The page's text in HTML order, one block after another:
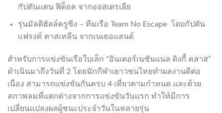
กัปตันแดน ฟิด็อค จากออสเตรเลีย
รุ่นมัลติฮัลล์ครูซิ่ง – ทีมเรือ Team No Escape โดยกัปตัน
แฟรงค์ คาสเทลีน จากเนเธอแลนด์
สำหรับการแข่งขันเรือใบเล็ก “อินเตอร์เนชันแนล ดิงกี้ คลาส”
ดำเนินมาถึงวันที่ 2 โดยนักกีฬาเยาวชนไทยทำผลงานดีต่อ
เนื่อง สามารถแข่งขันกันครบ 4 เที่ยวตามกำหนด และด้วย
สภาพลมที่แตกต่างจากการแข่งขันวันแรก ทำให้มีการ
เปลี่ยนแปลงผลผู้ชนะประจำวันในหลายรุ่น